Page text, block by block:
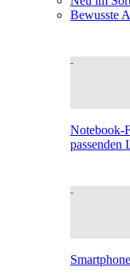
Bewusste
Notebook-
passenden